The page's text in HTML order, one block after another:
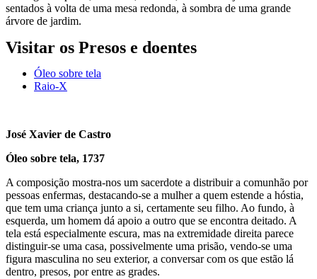
sentados à volta de uma mesa redonda, à sombra de uma grande
árvore de jardim.
Visitar os Presos e doentes
Óleo sobre tela
Raio-X
José Xavier de Castro
Óleo sobre tela, 1737
A composição mostra-nos um sacerdote a distribuir a comunhão por
pessoas enfermas, destacando-se a mulher a quem estende a hóstia,
que tem uma criança junto a si, certamente seu filho. Ao fundo, à
esquerda, um homem dá apoio a outro que se encontra deitado. A
tela está especialmente escura, mas na extremidade direita parece
distinguir-se uma casa, possivelmente uma prisão, vendo-se uma
figura masculina no seu exterior, a conversar com os que estão lá
dentro, presos, por entre as grades.